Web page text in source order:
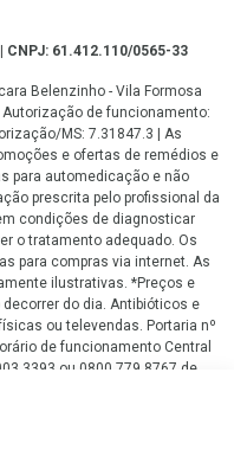
CNPJ: 61.412.110/0565-33
Belenzinho - Vila Formosa
Autorização de funcionamento:
MS: 7.31847.3 | As
e ofertas de remédios e
para automedicação e não
prescrita pelo profissional da
condições de diagnosticar
o tratamento adequado. Os
para compras via internet. As
ilustrativas. *Preços e
do dia. Antibióticos e
ou televendas. Portaria nº
de funcionamento Central
3393 ou 0800 779 8767 de